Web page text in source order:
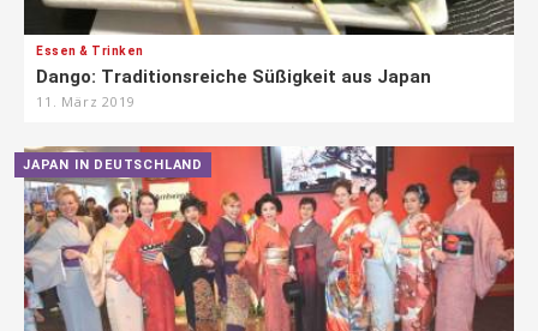
Essen & Trinken
Dango: Traditionsreiche Süßigkeit aus Japan
11. März 2019
JAPAN IN DEUTSCHLAND